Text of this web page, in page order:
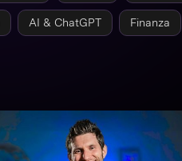
AI & ChatGPT Finanza